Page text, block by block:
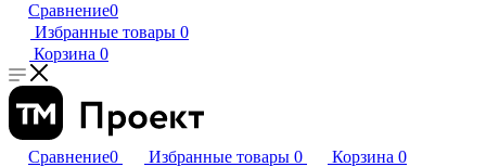
Сравнение0
Избранные товары 0
Корзина 0
Сравнение0 Избранные товары 0 Корзина 0